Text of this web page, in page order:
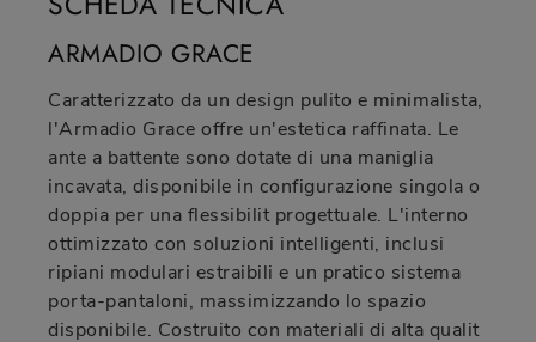
ARMADIO GRACE
Caratterizzato da un design pulito e minimalista,
l'Armadio Grace offre un'estetica raffinata. Le
ante a battente sono dotate di una maniglia
incavata, disponibile in configurazione singola o
doppia per una flessibilit progettuale. L'interno
ottimizzato con soluzioni intelligenti, inclusi
ripiani modulari estraibili e un pratico sistema
porta-pantaloni, massimizzando lo spazio
disponibile. Costruito con materiali di alta qualit